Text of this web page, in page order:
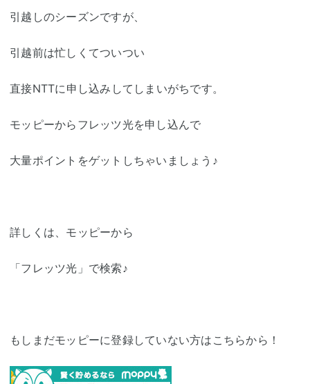
引越しのシーズンですが、
引越前は忙しくてついつい
直接NTTに申し込みしてしまいがちです。
モッピーからフレッツ光を申し込んで
大量ポイントをゲットしちゃいましょう♪
詳しくは、モッピーから
「フレッツ光」で検索♪
もしまだモッピーに登録していない方はこちらから！